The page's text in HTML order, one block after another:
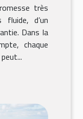
très
fluide, d’un
Dans la
chaque